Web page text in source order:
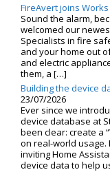
FireAvert joins
Sound the alarm,
welcomed our
Specialists in fire
and your home out
and electric
them, a […]
Building the device
23/07/2026
Ever since we
device database at
been clear: create a
on real-world usage.
inviting Home
device data to help